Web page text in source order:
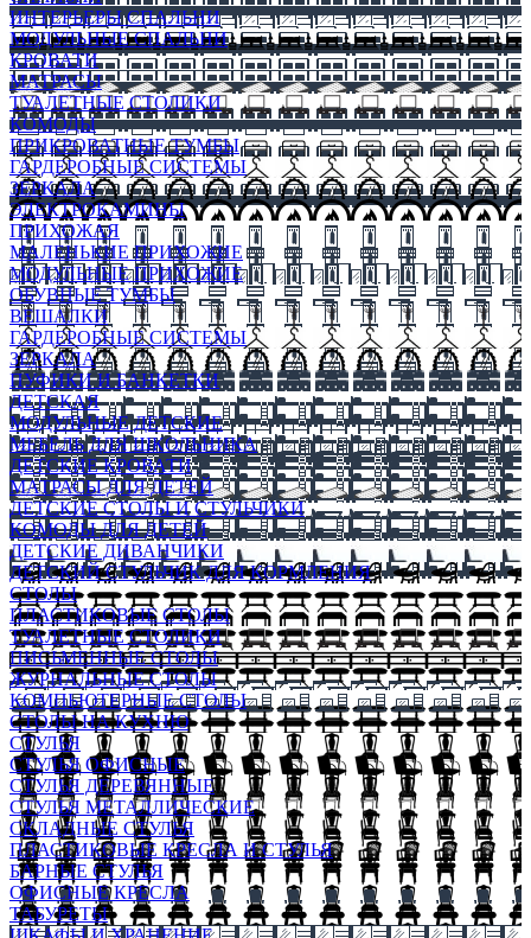
ИНТЕРЬЕРЫ СПАЛЬНИ
МОДУЛЬНЫЕ СПАЛЬНИ
КРОВАТИ
МАТРАСЫ
ТУАЛЕТНЫЕ СТОЛИКИ
КОМОДЫ
ПРИКРОВАТНЫЕ ТУМБЫ
ГАРДЕРОБНЫЕ СИСТЕМЫ
ЗЕРКАЛА
ЭЛЕКТРОКАМИНЫ
ПРИХОЖАЯ
МАЛЕНЬКИЕ ПРИХОЖИЕ
МОДУЛЬНЫЕ ПРИХОЖИЕ
ОБУВНЫЕ ТУМБЫ
ВЕШАЛКИ
ГАРДЕРОБНЫЕ СИСТЕМЫ
ЗЕРКАЛА
ПУФИКИ И БАНКЕТКИ
ДЕТСКАЯ
МОДУЛЬНЫЕ ДЕТСКИЕ
МЕБЕЛЬ ДЛЯ ШКОЛЬНИКА
ДЕТСКИЕ КРОВАТИ
МАТРАСЫ ДЛЯ ДЕТЕЙ
ДЕТСКИЕ СТОЛЫ И СТУЛЬЧИКИ
КОМОДЫ ДЛЯ ДЕТЕЙ
ДЕТСКИЕ ДИВАНЧИКИ
ДЕТСКИЙ СТУЛЬЧИК ДЛЯ КОРМЛЕНИЯ
СТОЛЫ
ПЛАСТИКОВЫЕ СТОЛЫ
ТУАЛЕТНЫЕ СТОЛИКИ
ПИСЬМЕННЫЕ СТОЛЫ
ЖУРНАЛЬНЫЕ СТОЛЫ
КОМПЬЮТЕРНЫЕ СТОЛЫ
СТОЛЫ НА КУХНЮ
СТУЛЬЯ
СТУЛЬЯ ОФИСНЫЕ
СТУЛЬЯ ДЕРЕВЯННЫЕ
СТУЛЬЯ МЕТАЛЛИЧЕСКИЕ
СКЛАДНЫЕ СТУЛЬЯ
ПЛАСТИКОВЫЕ КРЕСЛА И СТУЛЬЯ
БАРНЫЕ СТУЛЬЯ
ОФИСНЫЕ КРЕСЛА
ТАБУРЕТЫ